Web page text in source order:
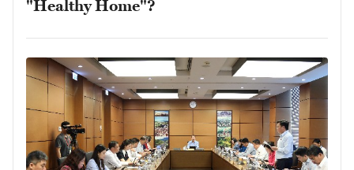
"Healthy Home"?